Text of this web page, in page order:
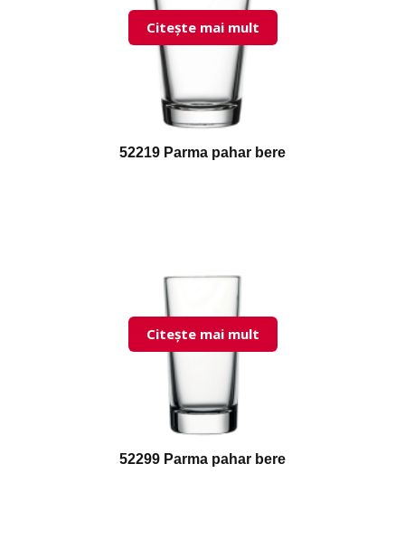
52219 Parma pahar bere
Citește mai mult
52299 Parma pahar bere
Citește mai mult